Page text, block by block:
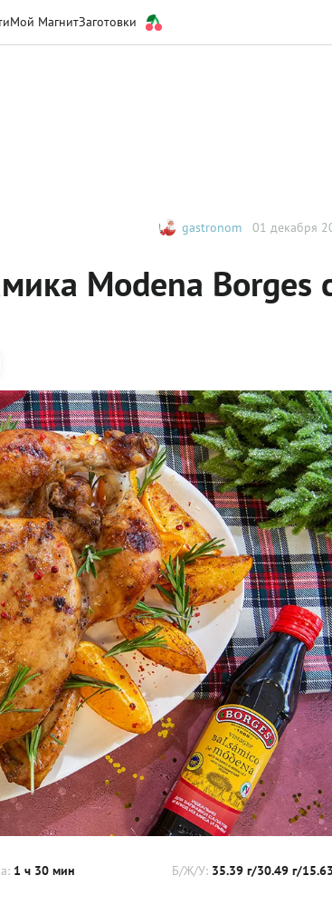
Мой МагнитЗаготовки
gastronom 01 декабря
Modena Borges
1 ч 30 мин Б/Ж/У: 35.39 г/30.49 г/15.63